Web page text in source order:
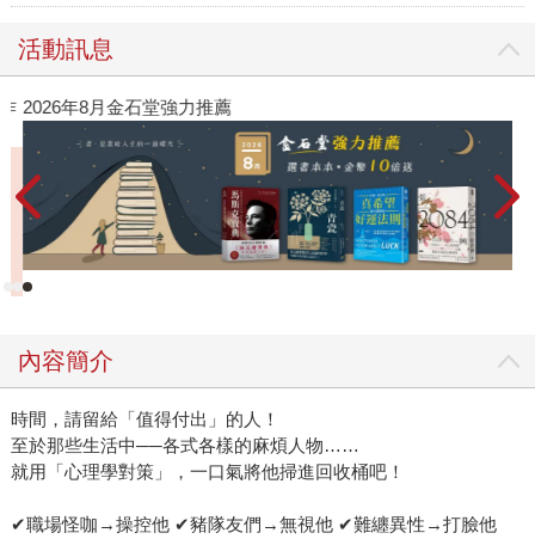
活動訊息
2026年8月金石堂強力推薦
內容簡介
時間，請留給「值得付出」的人！
至於那些生活中──各式各樣的麻煩人物……
就用「心理學對策」，一口氣將他掃進回收桶吧！
✔職場怪咖→操控他 ✔豬隊友們→無視他 ✔難纏異性→打臉他